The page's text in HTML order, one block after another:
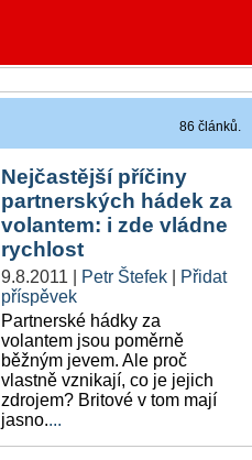
86 článků.
Nejčastější příčiny
partnerských hádek za
volantem: i zde vládne
rychlost
9.8.2011 Petr Štefek
Přidat
příspěvek
Partnerské hádky za
volantem jsou poměrně
běžným jevem. Ale proč
vlastně vznikají, co je jejich
zdrojem? Britové v tom mají
jasno....